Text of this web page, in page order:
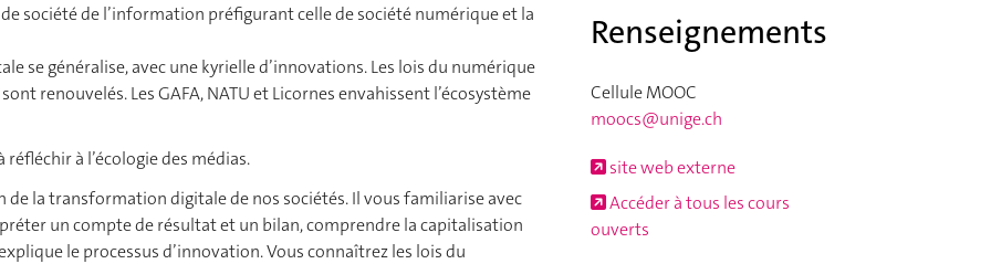
Renseignements
Cellule MOOC
moocs@unige.ch
site web externe
Accéder à tous les cours
ouverts
société de l’information préfigurant celle de société numérique et la
se généralise, avec une kyrielle d’innovations. Les lois du numérique
renouvelés. Les GAFA, NATU et Licornes envahissent l’écosystème
à l’écologie des médias.
de la transformation digitale de nos sociétés. Il vous familiarise avec
un compte de résultat et un bilan, comprendre la capitalisation
le processus d’innovation. Vous connaîtrez les lois du